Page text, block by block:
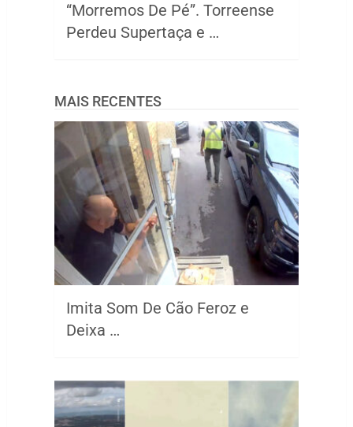
“Morremos De Pé”. Torreense
Perdeu Supertaça e …
MAIS RECENTES
Imita Som De Cão Feroz e
Deixa …